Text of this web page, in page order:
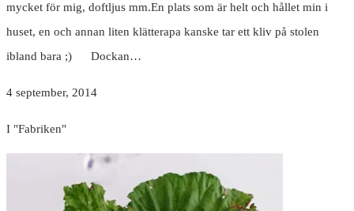
mycket för mig, doftljus mm.En plats som är helt och hållet min i
huset, en och annan liten klätterapa kanske tar ett kliv på stolen
ibland bara ;) Dockan…
4 september, 2014
I "Fabriken"